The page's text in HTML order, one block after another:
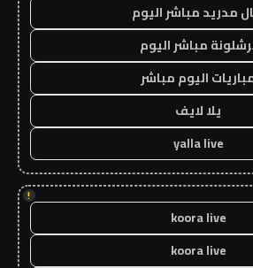
مدريد مباشر اليوم
مباشر اليوم
اليوم مباشر
يلا لايف
yalla live
!
koora live
koora live